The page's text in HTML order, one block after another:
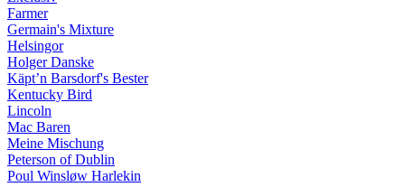
Farmer
Germain's Mixture
Helsingor
Holger Danske
Käpt’n Barsdorf's Bester
Kentucky Bird
Lincoln
Mac Baren
Meine Mischung
Peterson of Dublin
Poul Winsløw Harlekin